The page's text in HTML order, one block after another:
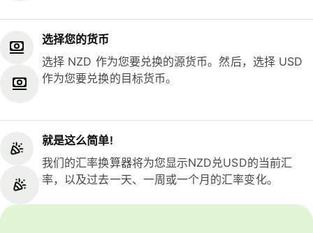
选择您的货币
选择 NZD 作为您要兑换的源货币。然后，选择 USD
作为您要兑换的目标货币。
就是这么简单!
我们的汇率换算器将为您显示NZD兑USD的当前汇
率，以及过去一天、一周或一个月的汇率变化。